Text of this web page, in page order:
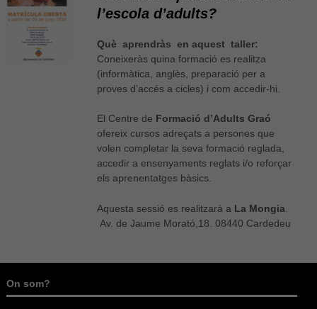
l’escola d’adults?
Què aprendràs en aquest taller:
Coneixeràs quina formació es realitza
(informàtica, anglès, preparació per a
proves d’accés a cicles) i com accedir-hi.
El Centre de Formació d’Adults Graó
ofereix cursos adreçats a persones que
volen completar la seva formació reglada,
accedir a ensenyaments reglats i/o reforçar
els aprenentatges bàsics.
Aquesta sessió es realitzarà a La Mongia
Av. de Jaume Morató,18. 08440 Cardedeu
On som?